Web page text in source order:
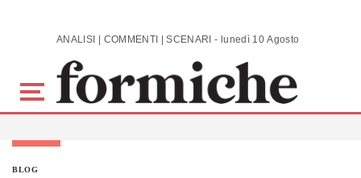
Skip to main content ANALISI | COMMENTI | SCENARI - lunedì 10 Agosto 2026
BLOG